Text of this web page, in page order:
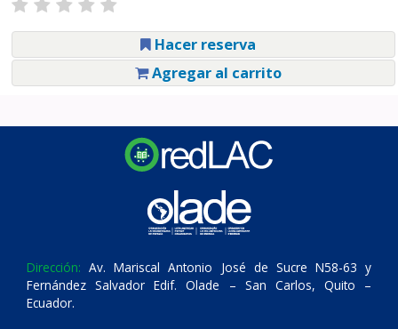
Hacer reserva
Agregar al carrito
Dirección: Av. Mariscal Antonio José de Sucre N58-63 y
Fernández Salvador Edif. Olade – San Carlos, Quito –
Ecuador.